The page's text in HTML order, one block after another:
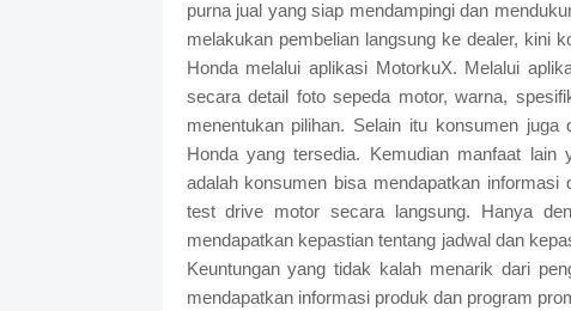
purna jual yang siap mendampingi dan
melakukan pembelian langsung ke dealer, kini
Honda melalui aplikasi MotorkuX. Melalui
secara detail foto sepeda motor, warna,
menentukan pilihan. Selain itu konsumen
Honda yang tersedia. Kemudian manfaat
adalah konsumen bisa mendapatkan
test drive motor secara langsung. Hanya
mendapatkan kepastian tentang jadwal dan
Keuntungan yang tidak kalah menarik dari
mendapatkan informasi produk dan program